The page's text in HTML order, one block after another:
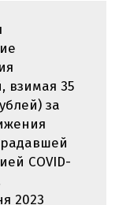
взимая 35
за
COVID-
2023